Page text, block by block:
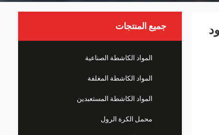
جميع المنتجات
المواد الكاشطة الصناعية
المواد الكاشطة المغلفة
المواد الكاشطة المستعبدين
محمل الكرة الرول